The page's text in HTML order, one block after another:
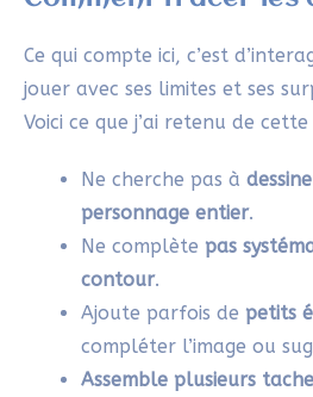
ANTOINE M
28/04/2025 À
J’aime trop le concept,
créatif tout en ayant une
départ -> La tâche. J’y
une oeuvre avec cette
pour tes explications